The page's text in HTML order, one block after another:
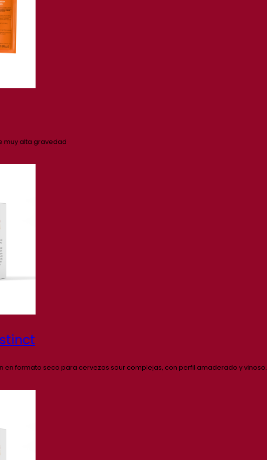
muy alta gravedad
en formato seco para cervezas sour complejas, con perfil amaderado y vinoso.